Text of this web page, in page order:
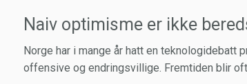
Naiv optimisme er ikke
Norge har i mange år hatt en
offensive og endringsvillige. Fremtiden blir